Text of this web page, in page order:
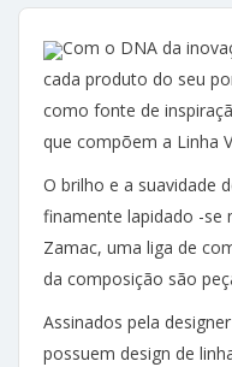
Com o DNA da
cada produto do seu
como fonte de
que compõem a Linha
O brilho e a suavidade
finamente lapidado -se
Zamac, uma liga de
da composição são
Assinados pela
possuem design de